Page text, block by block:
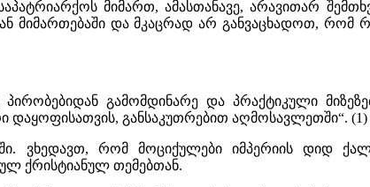
მიმართ, ამასთანავე, არავითარ
მიმართებაში და მკაცრად არ განვაცხადოთ,
გამომდინარე და პრაქტიკული
დაყოფისათვის, განსაკუთრებით აღმოსავლეთში“. (1)
ვხედავთ, რომ მოციქულები იმპერიის დიდ
ქრისტიანულ თემებთან.